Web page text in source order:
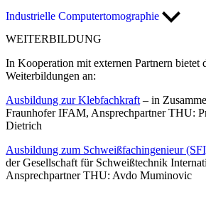
Industrielle Computertomographie
WEITERBILDUNG
In Kooperation mit externen Partnern bietet
Weiterbildungen an:
Ausbildung zur Klebfachkraft – in
Fraunhofer IFAM, Ansprechpartner THU:
Dietrich
Ausbildung zum Schweißfachingenieur
der Gesellschaft für Schweißtechnik
Ansprechpartner THU: Avdo Muminovic